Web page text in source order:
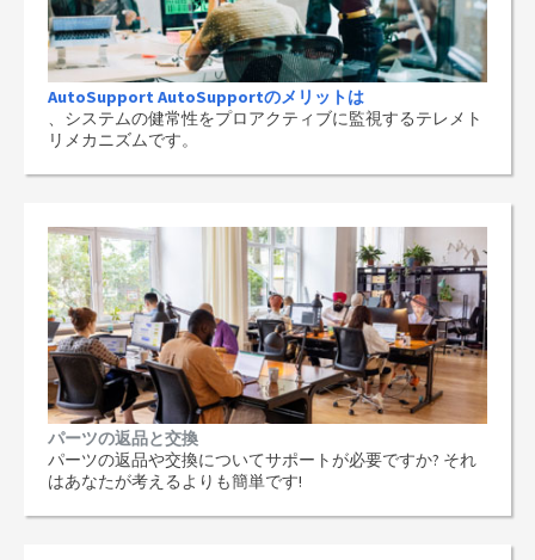
AutoSupport AutoSupportのメリットは
、システムの健常性をプロアクティブに監視するテレメト
リメカニズムです。
パーツの返品と交換
パーツの返品や交換についてサポートが必要ですか? それ
はあなたが考えるよりも簡単です!